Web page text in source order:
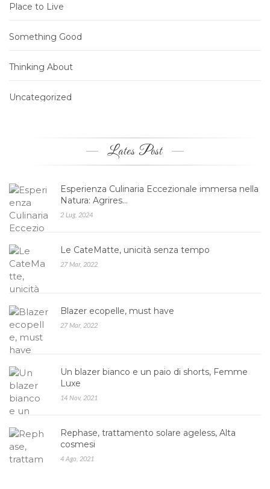
Place to Live
Something Good
Thinking About
Uncategorized
Lates Post
Esperienza Culinaria Eccezionale immersa nella
Natura: Agrires…
2 Lug, 2024
Le CateMatte, unicità senza tempo
27 Mar, 2022
Blazer ecopelle, must have
27 Mar, 2022
Un blazer bianco e un paio di shorts, Femme
Luxe
14 Nov, 2021
Rephase, trattamento solare ageless, Alta
cosmesi
4 Ago, 2021